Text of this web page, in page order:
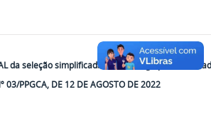
da seleção simplificada de uma vaga para
03/PPGCA, DE 12 DE AGOSTO DE 2022